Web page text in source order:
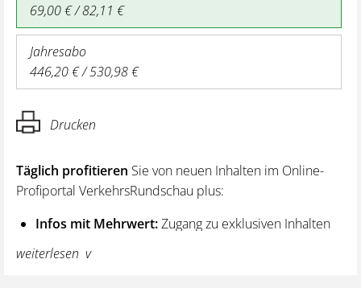
69,00 € / 82,11 €
Jahresabo
446,20 € / 530,98 €
Drucken
Täglich profitieren Sie von neuen Inhalten im Online-
Profiportal VerkehrsRundschau plus:
Infos mit Mehrwert:Zugang zu exklusiven Inhalten
und Hintergrundwissen – von aktuellen Regelungen
wie z. B. bei den Lenk- und Ruhezeiten,
weiterlesen